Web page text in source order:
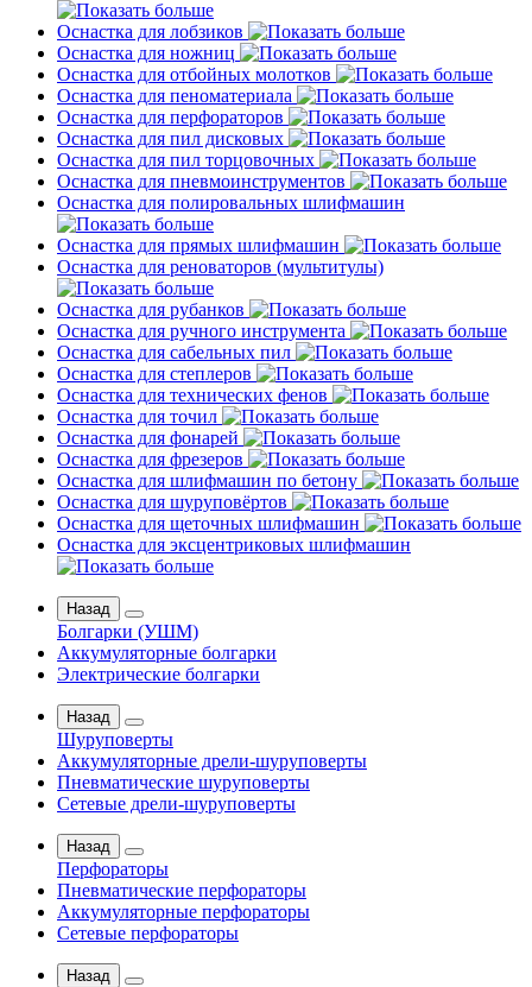
Оснастка для лобзиков
Оснастка для ножниц
Оснастка для отбойных молотков
Оснастка для пеноматериала
Оснастка для перфораторов
Оснастка для пил дисковых
Оснастка для пил торцовочных
Оснастка для пневмоинструментов
Оснастка для полировальных шлифмашин
Оснастка для прямых шлифмашин
Оснастка для реноваторов (мультитулы)
Оснастка для рубанков
Оснастка для ручного инструмента
Оснастка для сабельных пил
Оснастка для степлеров
Оснастка для технических фенов
Оснастка для точил
Оснастка для фонарей
Оснастка для фрезеров
Оснастка для шлифмашин по бетону
Оснастка для шуруповёртов
Оснастка для щеточных шлифмашин
Оснастка для эксцентриковых шлифмашин
Назад
Болгарки (УШМ)
Аккумуляторные болгарки
Электрические болгарки
Назад
Шуруповерты
Аккумуляторные дрели-шуруповерты
Пневматические шуруповерты
Сетевые дрели-шуруповерты
Назад
Перфораторы
Пневматические перфораторы
Аккумуляторные перфораторы
Сетевые перфораторы
Назад